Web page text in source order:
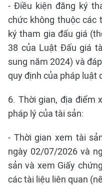
- Điều kiện đăng ký
chức không thuộc các
ký tham gia đấu giá
38 của Luật Đấu giá
sung năm 2024) và
quy định của pháp luật
6. Thời gian, địa điểm
pháp lý của tài sản:
- Thời gian xem tài
ngày 02/07/2026 và
sản và xem Giấy
các tài liệu liên quan